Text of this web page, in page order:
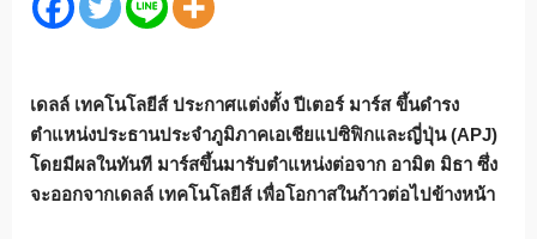
เดลล์ เทคโนโลยีส์ ประกาศแต่งตั้ง ปีเตอร์ มาร์ส ขึ้นดำรง
ตำแหน่งประธานประจำภูมิภาคเอเชียแปซิฟิกและญี่ปุ่น (APJ)
โดยมีผลในทันที มาร์สขึ้นมารับตำแหน่งต่อจาก อามิต มิธา ซึ่ง
จะออกจากเดลล์ เทคโนโลยีส์ เพื่อโอกาสในก้าวต่อไปข้างหน้า